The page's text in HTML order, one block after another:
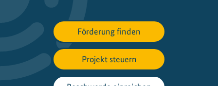
m
m
e
n
f
Förderung finden
Projekt steuern